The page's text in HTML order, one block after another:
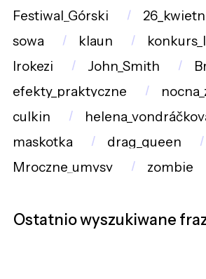
Festiwal_Górski
sowa
klaun
Irokezi
John_Smith
efekty_praktyczne
culkin
maskotka
drag_queen
Mroczne_umysy
zombie
Ostatnio wyszukiwane